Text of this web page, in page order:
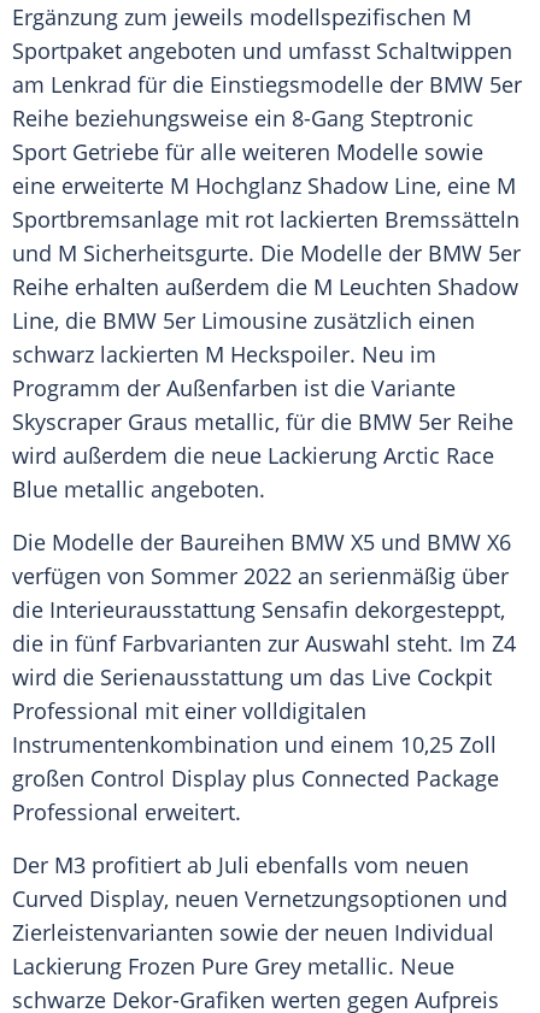
Ergänzung zum jeweils modellspezifischen M
Sportpaket angeboten und umfasst Schaltwippen
am Lenkrad für die Einstiegsmodelle der BMW 5er
Reihe beziehungsweise ein 8-Gang Steptronic
Sport Getriebe für alle weiteren Modelle sowie
eine erweiterte M Hochglanz Shadow Line, eine M
Sportbremsanlage mit rot lackierten Bremssätteln
und M Sicherheitsgurte. Die Modelle der BMW 5er
Reihe erhalten außerdem die M Leuchten Shadow
Line, die BMW 5er Limousine zusätzlich einen
schwarz lackierten M Heckspoiler. Neu im
Programm der Außenfarben ist die Variante
Skyscraper Graus metallic, für die BMW 5er Reihe
wird außerdem die neue Lackierung Arctic Race
Blue metallic angeboten.
Die Modelle der Baureihen BMW X5 und BMW X6
verfügen von Sommer 2022 an serienmäßig über
die Interieurausstattung Sensafin dekorgesteppt,
die in fünf Farbvarianten zur Auswahl steht. Im Z4
wird die Serienausstattung um das Live Cockpit
Professional mit einer volldigitalen
Instrumentenkombination und einem 10,25 Zoll
großen Control Display plus Connected Package
Professional erweitert.
Der M3 profitiert ab Juli ebenfalls vom neuen
Curved Display, neuen Vernetzungsoptionen und
Zierleistenvarianten sowie der neuen Individual
Lackierung Frozen Pure Grey metallic. Neue
schwarze Dekor-Grafiken werten gegen Aufpreis